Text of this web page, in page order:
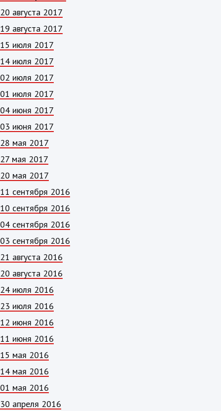
20 августа 2017
19 августа 2017
15 июля 2017
14 июля 2017
02 июля 2017
01 июля 2017
04 июня 2017
03 июня 2017
28 мая 2017
27 мая 2017
20 мая 2017
11 сентября 2016
10 сентября 2016
04 сентября 2016
03 сентября 2016
21 августа 2016
20 августа 2016
24 июля 2016
23 июля 2016
12 июня 2016
11 июня 2016
15 мая 2016
14 мая 2016
01 мая 2016
30 апреля 2016